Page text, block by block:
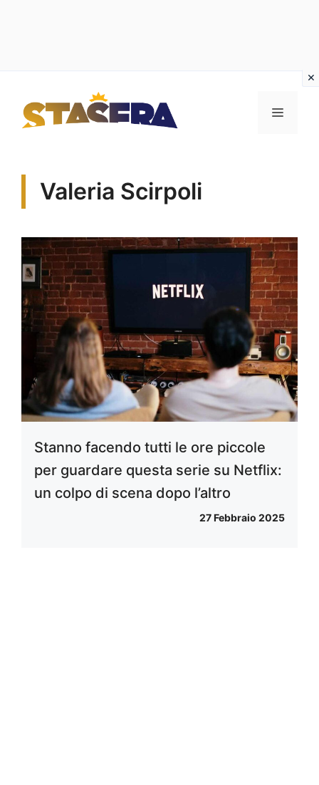
contenuto
MENU
Valeria Scirpoli
Stanno facendo tutti le ore piccole
per guardare questa serie su Netflix:
un colpo di scena dopo l’altro
27 Febbraio 2025